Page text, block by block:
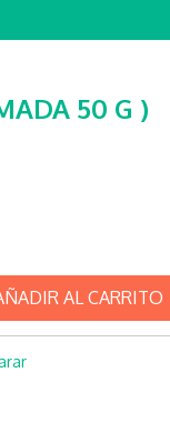
50 G )
AL CARRITO